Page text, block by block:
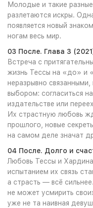
Молодые и такие
разлетаются искры.
появляется новый
ногам весь мир.
03 После. Глава 3
Встреча с
жизнь Тессы на «до» и
неразрывно
выбором: согласиться
издательстве или
Их страстную любовь
прошлого, новые
на самом деле значат
04 После. Долго и
Любовь Тессы и
испытанием их связь
а страсть — всё
не может усмирить
уже не та наивная